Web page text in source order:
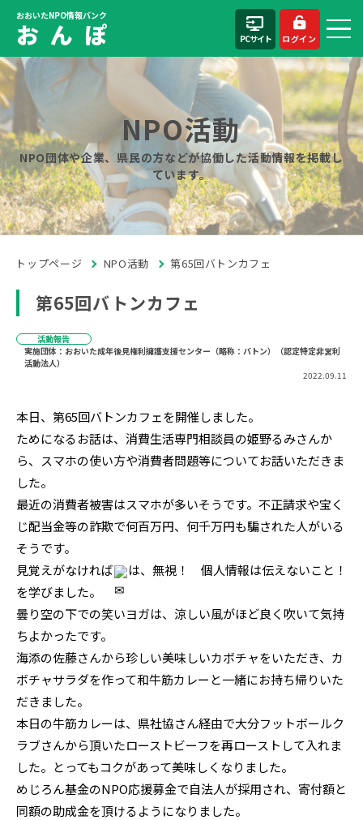
おおいたNPO情報バンク
お ん ぽ PCサイト ログイン
NPO活動
NPO団体や企業、県民の方などが協働した活動情報を掲載し
ています。
トップページ NPO活動 第65回バトンカフェ
第65回バトンカフェ
活動報告
実施団体：おおいた成年後見権利擁護支援センター（略称：バトン）（認定特定非営利
活動法人）
2022.09.11
本日、第65回バトンカフェを開催しました。
ためになるお話は、消費生活専門相談員の姫野るみさんか
ら、スマホの使い方や消費者問題等についてお話いただきま
した。
最近の消費者被害はスマホが多いそうです。不正請求や宝く
じ配当金等の詐欺で何百万円、何千万円も騙された人がいる
そうです。
見覚えがなければ
は、無視！　個人情報は伝えないこと！
を学びました。
曇り空の下での笑いヨガは、涼しい風がほど良く吹いて気持
ちよかったです。
海添の佐藤さんから珍しい美味しいカボチャをいただき、カ
ボチャサラダを作って和牛筋カレーと一緒にお持ち帰りいた
だきました。
本日の牛筋カレーは、県社協さん経由で大分フットボールク
ラブさんから頂いたローストビーフを再ローストして入れま
した。とってもコクがあって美味しくなりました。
めじろん基金のNPO応援募金で自法人が採用され、寄付額と
同額の助成金を頂けるようになりました。